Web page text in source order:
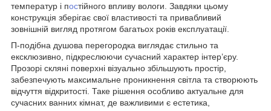
температур і постійного впливу вологи. Завдяки цьому
конструкція зберігає свої властивості та привабливий
зовнішній вигляд протягом багатьох років експлуатації.
П-подібна душова перегородка виглядає стильно та
ексклюзивно, підкреслюючи сучасний характер інтер’єру.
Прозорі скляні поверхні візуально збільшують простір,
забезпечують максимальне проникнення світла та створюють
відчуття відкритості. Таке рішення особливо актуальне для
сучасних ванних кімнат, де важливими є естетика,